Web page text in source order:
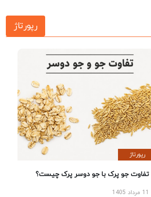
رپورتاژ
رپورتاژ
تفاوت جو پرک با جو دوسر پرک چیست؟